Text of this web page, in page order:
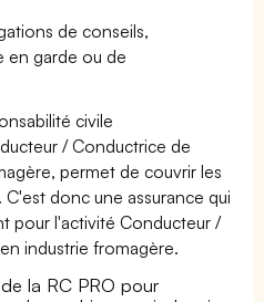
de conseils,
en garde ou de
civile
/ Conductrice de
permet de couvrir les
donc une assurance qui
pour l'activité Conducteur /
industrie fromagère.
la RC PRO pour